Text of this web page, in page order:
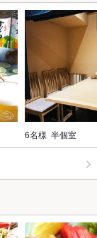
6名様  半個室